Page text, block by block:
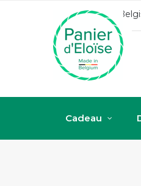
Cadeau